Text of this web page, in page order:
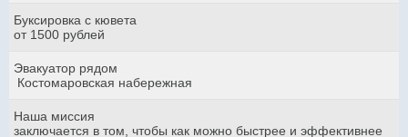
Буксировка с кювета
от 1500 рублей
Эвакуатор рядом
Костомаровская набережная
Наша миссия
заключается в том, чтобы как можно быстрее и эффективнее